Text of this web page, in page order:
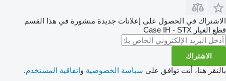
الاشتراك في الحصول على إعلانات جديدة منشورة في هذا القسم
قطع الغيار Case IH - STX
الاشتراك
بالنقر هنا، أنت توافق على سياسة الخصوصية واتفاقية المستخدم.